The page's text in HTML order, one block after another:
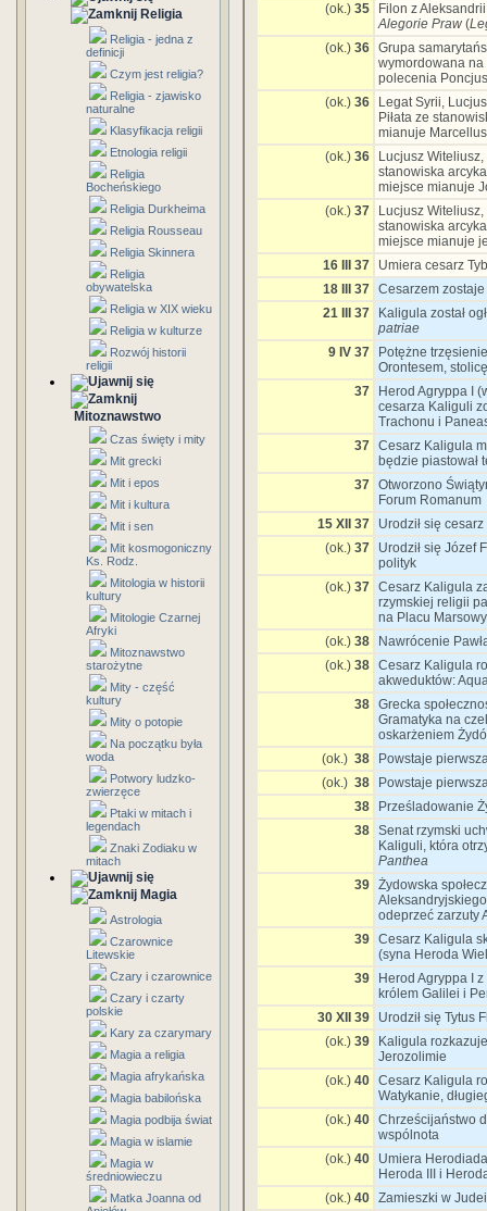
Religia
Religia - jedna z
definicji
Czym jest religia?
Religia - zjawisko
naturalne
Klasyfikacja religii
Etnologia religii
Religia
Bocheńskiego
Religia Durkheima
Religia Rousseau
Religia Skinnera
Religia
obywatelska
Religia w XIX wieku
Religia w kulturze
Rozwój historii
religii
Mitoznawstwo
Czas święty i mity
Mit grecki
Mit i epos
Mit i kultura
Mit i sen
Mit kosmogoniczny
Ks. Rodz.
Mitologia w historii
kultury
Mitologie Czarnej
Afryki
Mitoznawstwo
starożytne
Mity - część
kultury
Mity o potopie
Na początku była
woda
Potwory ludzko-
zwierzęce
Ptaki w mitach i
legendach
Znaki Zodiaku w
mitach
Magia
Astrologia
Czarownice
Litewskie
Czary i czarownice
Czary i czarty
polskie
Kary za czarymary
Magia a religia
Magia afrykańska
Magia babilońska
Magia podbija świat
Magia w islamie
Magia w
średniowieczu
Matka Joanna od
(ok.) 35
Filon z
Alegorie Praw (
(ok.) 36 Grupa
wymordowana na
polecenia
(ok.) 36
Legat Syrii,
Piłata ze
mianuje
(ok.) 36
Lucjusz
stanowiska
miejsce mianuje
(ok.) 37
Lucjusz
stanowiska
miejsce mianuje
16 III 37
Umiera cesarz
18 III 37 Cesarzem
21 III 37
Kaligula został
patriae
9 IV 37
Potężne
Orontesem,
37
Herod Agryppa I
cesarza Kaliguli
Trachonu i
37 Cesarz Kaligula
będzie piastował
37 Otworzono
Forum Romanum
15 XII 37
Urodził się
(ok.) 37
Urodził się Józef
polityk
(ok.) 37 Cesarz Kaligula
rzymskiej religii
na Placu
(ok.) 38
Nawrócenie
(ok.) 38 Cesarz Kaligula
akweduktów:
38 Grecka
Gramatyka na
oskarżeniem
(ok.) 38
Powstaje
(ok.) 38
Powstaje
38
Prześladowanie
38 Senat rzymski
Kaliguli, która
Panthea
39 Żydowska
odeprzeć zarzuty
39 Cesarz Kaligula
(syna Heroda
39
Herod Agryppa I
królem Galilei i
30 XII 39
Urodził się Tytus
(ok.) 39
Kaligula
Jerozolimie
(ok.) 40 Cesarz Kaligula
Watykanie,
(ok.) 40 Chrześcijaństwo
wspólnota
(ok.) 40
Umiera
Heroda III i
(ok.) 40 Zamieszki w Judei